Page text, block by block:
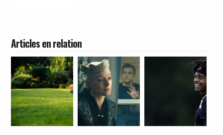
Articles en relation